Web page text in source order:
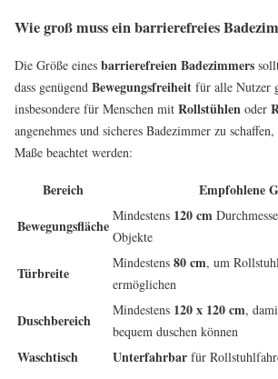
Wie groß muss ein barrierefreies
Die Größe eines barrierefreien Badezimmers
dass genügend Bewegungsfreiheit für alle Nutzer
insbesondere für Menschen mit Rollstühlen oder
angenehmes und sicheres Badezimmer zu
Maße beachtet werden:
Bereich
Empfohlene
Bewegungsfläche
Mindestens 120 cm
Objekte
Türbreite
Mindestens 80 cm, um
ermöglichen
Duschbereich
Mindestens 120 x 120 cm,
bequem duschen können
Waschtisch Unterfahrbar für